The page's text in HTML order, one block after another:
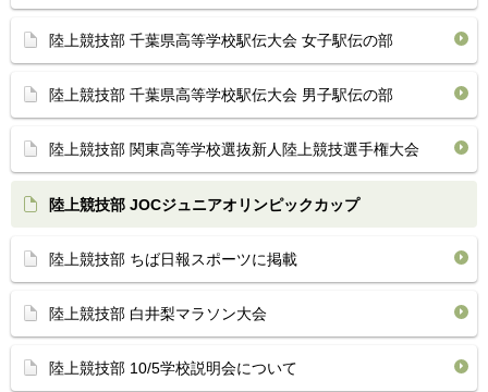
陸上競技部 千葉県高等学校駅伝大会 女子駅伝の部
陸上競技部 千葉県高等学校駅伝大会 男子駅伝の部
陸上競技部 関東高等学校選抜新人陸上競技選手権大会
陸上競技部 JOCジュニアオリンピックカップ
陸上競技部 ちば日報スポーツに掲載
陸上競技部 白井梨マラソン大会
陸上競技部 10/5学校説明会について